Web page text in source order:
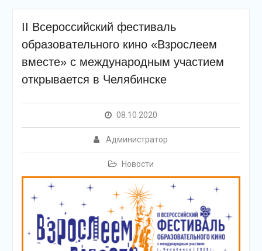
II Всероссийский фестиваль
образовательного кино «Взрослеем
вместе» с международным участием
открывается в Челябинске
08.10.2020
Администратор
Новости